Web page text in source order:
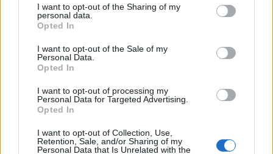
I want to opt-out of the Sharing of my
personal data.
Opted In
I want to opt-out of the Sale of my
Personal Data.
Opted In
I want to opt-out of processing my
Personal Data for Targeted Advertising.
Opted In
I want to opt-out of Collection, Use,
Retention, Sale, and/or Sharing of my
Personal Data that Is Unrelated with the
19.10.25. 21:39
Neočekivan preokret: Je li Trump izvršio pritisak
na Zelenskog da prihvati mir prema ruskim
uvjetima
Saznaj više